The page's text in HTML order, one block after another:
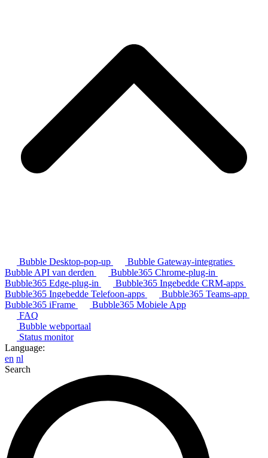
Bubble Desktop-pop-up
Bubble Gateway-integraties
Bubble API van derden
Bubble365 Chrome-plug-in
Bubble365 Edge-plug-in
Bubble365 Ingebedde CRM-apps
Bubble365 Ingebedde Telefoon-apps
Bubble365 Teams-app
Bubble365 iFrame
Bubble365 Mobiele App
FAQ
Bubble webportaal
Status monitor
Language:
en nl
Search